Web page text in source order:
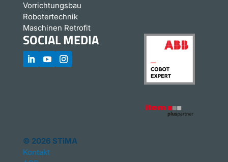
Vorrichtungsbau
Robotertechnik
Maschinen Retrofit
SOCIAL MEDIA
© 2026 STiMA
Kontakt